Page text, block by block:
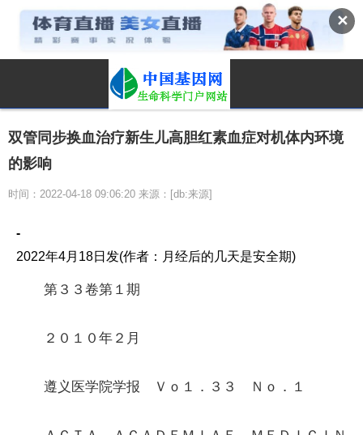
✕
双管同步换血治疗新生儿高胆红素血症对机体内环境
的影响
时间：2022-04-18 09:06:20 来源：[db:来源]
-
2022年4月18日发(作者：月经后的几天是安全期)
第３３卷第１期
２０１０年２月
遵义医学院学报 Ｖｏ１．３３ Ｎｏ．１